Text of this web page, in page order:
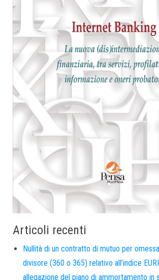
Articoli recenti
Nullità di un contratto di mutuo per
divisore (360 o 365) relativo all’indice
allegazione del piano di ammortamento in